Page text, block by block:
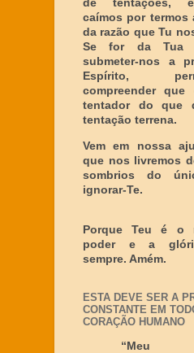
de tentações,
caímos por termos
da razão que Tu
Se for da Tua
submeter-nos a
Espírito,
compreender que
tentador do que
tentação terrena.
Vem em nossa
que nos livremos
sombrios do
ignorar-Te.
Porque Teu é o
poder e a
sempre. Amém.
ESTA DEVE SER A
CONSTANTE EM
CORAÇÃO HUMANO
“Meu